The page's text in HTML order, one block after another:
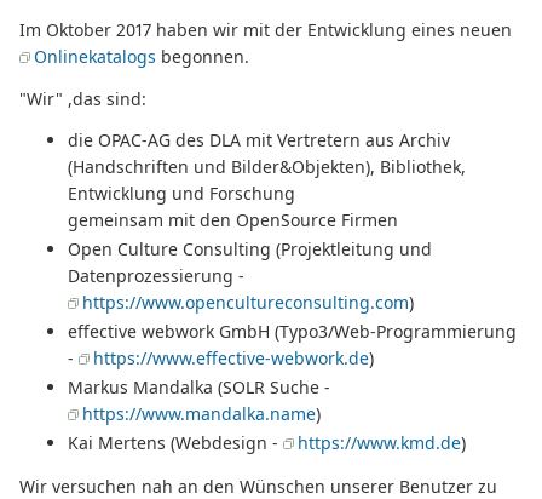
Im Oktober 2017 haben wir mit der Entwicklung eines neuen
Onlinekatalogs begonnen.
"Wir" ,das sind:
die OPAC-AG des DLA mit Vertretern aus Archiv
(Handschriften und Bilder&Objekten), Bibliothek,
Entwicklung und Forschung
gemeinsam mit den OpenSource Firmen
Open Culture Consulting (Projektleitung und
Datenprozessierung -
https://www.opencultureconsulting.com)
effective webwork GmbH (Typo3/Web-Programmierung
-
https://www.effective-webwork.de)
Markus Mandalka (SOLR Suche -
https://www.mandalka.name)
Kai Mertens (Webdesign -
https://www.kmd.de)
Wir versuchen nah an den Wünschen unserer Benutzer zu